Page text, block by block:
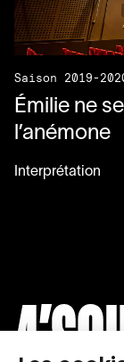
Saison 2019-
Émilie ne
l’anémone
Interprétation